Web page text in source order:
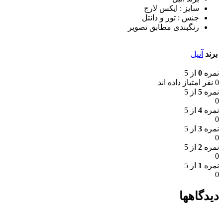
سایز : ایکس لارج
جنس : تور و دانتل
رنگبندی مطابق تصویر
برند آنیل
نمره 0 از 5
0 نفر امتیاز داده اند
نمره 5 از 5
0
نمره 4 از 5
0
نمره 3 از 5
0
نمره 2 از 5
0
نمره 1 از 5
0
دیدگاهها